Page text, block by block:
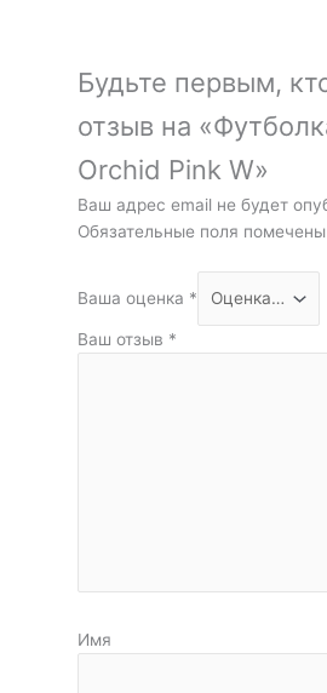
Будьте первым,
отзыв на
Orchid Pink W»
Ваш адрес email не будет
Обязательные поля помечены
Ваша оценка *
Ваш отзыв *
Имя